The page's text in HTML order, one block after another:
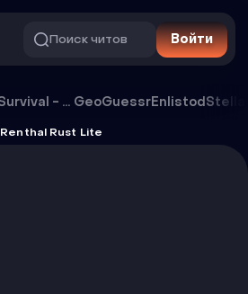
Поиск читов Войти
Oxide Survival - Rust Mobile GeoGuessrEnlistodStella
Renthal Rust Lite